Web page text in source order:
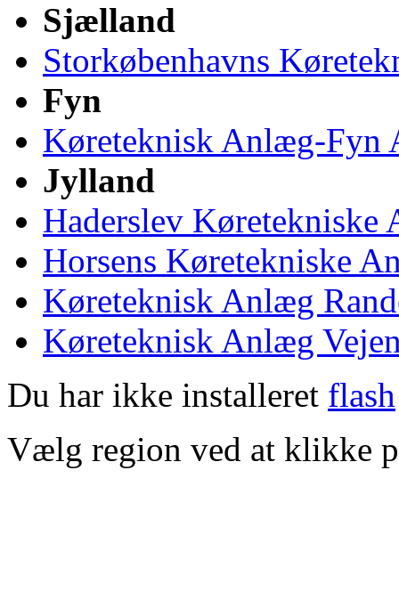
Sjælland
Storkøbenhavns
Fyn
Køreteknisk Anlæg-Fyn
Jylland
Haderslev Køretekniske
Horsens Køretekniske
Køreteknisk Anlæg
Køreteknisk Anlæg
Du har ikke installeret flash
Vælg region ved at klikke